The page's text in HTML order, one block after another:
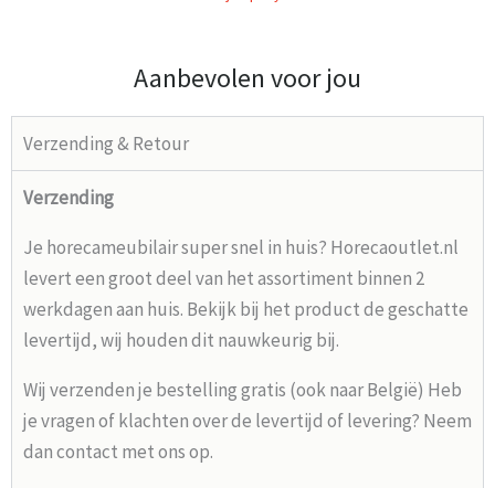
Aanbevolen voor jou
Verzending & Retour
Verzending
Je horecameubilair super snel in huis? Horecaoutlet.nl
levert een groot deel van het assortiment binnen 2
werkdagen aan huis. Bekijk bij het product de geschatte
levertijd, wij houden dit nauwkeurig bij.
Wij verzenden je bestelling gratis (ook naar België) Heb
je vragen of klachten over de levertijd of levering? Neem
dan contact met ons op.